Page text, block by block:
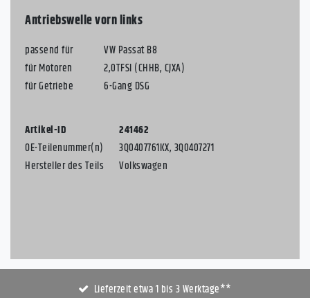
Antriebswelle vorn links
passend für
VW Passat B8
für Motoren
2,0TFSI (CHHB, CJXA)
für Getriebe
6-Gang DSG
Artikel-ID
241462
OE-Teilenummer(n)
3Q0407761KX, 3Q0407271
Hersteller des Teils
Volkswagen
Lieferzeit etwa 1 bis 3 Werktage**